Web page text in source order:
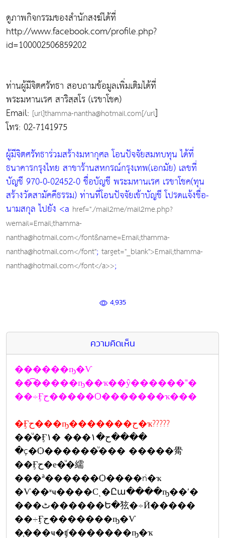
ดูภาพกิจกรรมของสำนักสงฆ์ได้ที่
http://www.facebook.com/profile.php?
id=100002506859202
ท่านผู้มีจิตศรัทธา สอบถามข้อมูลเพิ่มเติมได้ที่
พระมหานเรศ สาริสฺสโร (เรขาโชค)
Email: [url]thamma-nantha@hotmail.com[/url]
โทร: 02-7141975
ผู้มีจิตศรัทธาร่วมสร้างมหากุศล โอนปัจจัยสมทบทุน ได้ที่
ธนาคารกรุงไทย สาขาร้านสหกรณ์กรุงเทพ(เอกมัย) เลขที่
บัญชี 970-0-02452-0 ชื่อบัญชี พระมหานเรศ เรขาโชค(ทุน
สร้างวัดสามัคคีธรรม) ท่านที่โอนปัจจัยเข้าบัญชี โปรดเเจ้งชื่อ-
นามสกุล ไปยัง <a href="./mail2me/mail2me.php?
wemail=Email;thamma-
nantha@hotmail.com</font&name=Email;thamma-
nantha@hotmail.com</font"; target="_blank">Email;thamma-
nantha@hotmail.com</font</a>>;
4,935
ความคิดเห็น
������ҧ�Ѵ
��͡�����ҧ��ҡ��ŷ������˭�
��÷Ӻح�����Ѻ�������ҡ���
�Ӻح���ҧ�������ح�ҡ?????
��ͧ�Ӻح�١��� �١����
�ç�Ѻ������ͧ��� �����觷
��Ӻح�е�ͧ�繻
���ª������Ѻ����ǹ�ҡ
�Ѵ��ʶҹ����Сͺ�Ըա����ҧ��ʹ�
���ٹ������Ե�㹡�÷Ӥ�����
��÷Ӻح�������ҧ�Ѵ
�֧���ҹ�ʧ�������ҧ�ҡ